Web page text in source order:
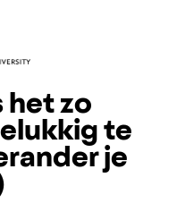
het zo
te
je